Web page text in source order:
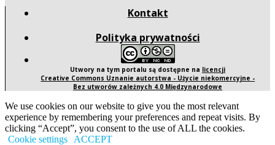
Kontakt
Polityka prywatności
Utwory na tym portalu są dostępne na licencji
Creative Commons Uznanie autorstwa - Użycie niekomercyjne -
Bez utworów zależnych 4.0 Międzynarodowe
We use cookies on our website to give you the most relevant
experience by remembering your preferences and repeat visits. By
clicking “Accept”, you consent to the use of ALL the cookies.
Cookie settings
ACCEPT